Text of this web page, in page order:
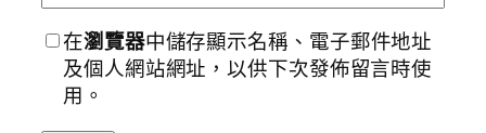
在瀏覽器中儲存顯示名稱、電子郵件地址
及個人網站網址，以供下次發佈留言時使
用。